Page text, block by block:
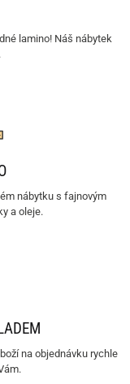
lamino! Náš nábytek
nábytku s fajnovým
a oleje.
na objednávku rychle